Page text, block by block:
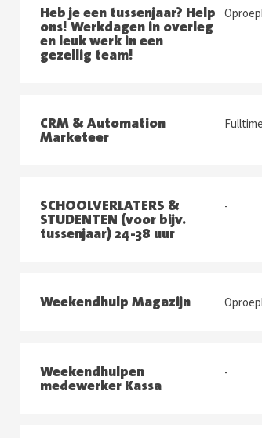
Heb je een tussenjaar? Help
ons! Werkdagen in overleg
en leuk werk in een
gezellig team!
CRM & Automation
Marketeer
Fulltime
SCHOOLVERLATERS &
STUDENTEN (voor bijv.
tussenjaar) 24-38 uur
-
Weekendhulp Magazijn
Weekendhulpen
medewerker Kassa
-